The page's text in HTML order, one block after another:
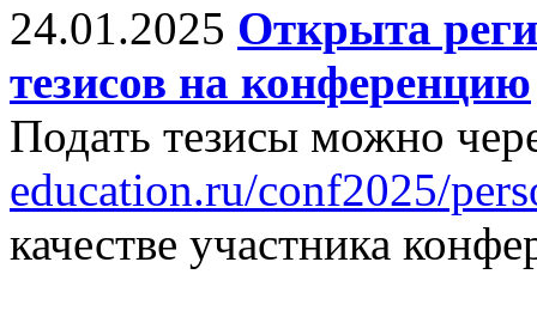
24.01.2025 Открыта
тезисов на конференцию
Подать тезисы можно
education.ru/conf2025/
качестве участника